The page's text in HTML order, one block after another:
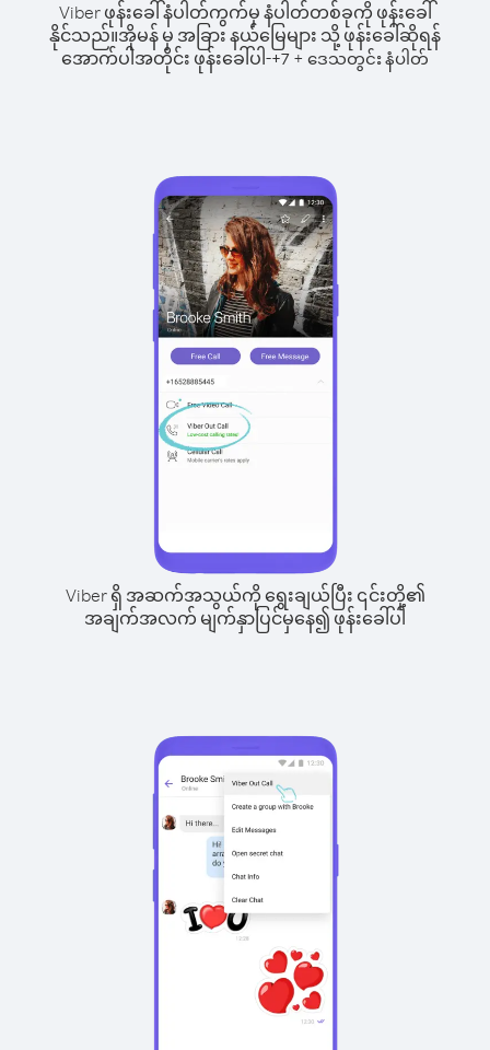
Viber ဖုန်းခေါ်နံပါတ်ကွက်မှ နံပါတ်တစ်ခုကို ဖုန်းခေါ်
နိုင်သည်။အိုမန် မှ အခြား နယ်မြေများ သို့ ဖုန်းခေါ်ဆိုရန်
အောက်ပါအတိုင်း ဖုန်းခေါ်ပါ-+7 + ဒေသတွင်း နံပါတ်
Viber ရှိ အဆက်အသွယ်ကို ရွေးချယ်ပြီး ၎င်းတို့၏
အချက်အလက် မျက်နှာပြင်မှနေ၍ ဖုန်းခေါ်ပါ